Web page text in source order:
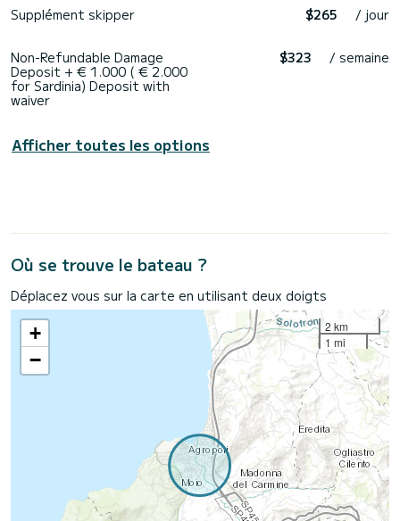
Supplément skipper $265 / jour
Non-Refundable Damage
Deposit + € 1.000 ( € 2.000
for Sardinia) Deposit with
waiver
$323 / semaine
Afficher toutes les options
Où se trouve le bateau ?
Déplacez vous sur la carte en utilisant deux doigts
+
−
2 km
1 mi